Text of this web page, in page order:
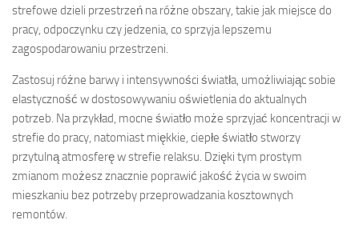
strefowe dzieli przestrzeń na różne obszary, takie jak miejsce do
pracy, odpoczynku czy jedzenia, co sprzyja lepszemu
zagospodarowaniu przestrzeni.
Zastosuj różne barwy i intensywności światła, umożliwiając sobie
elastyczność w dostosowywaniu oświetlenia do aktualnych
potrzeb. Na przykład, mocne światło może sprzyjać koncentracji w
strefie do pracy, natomiast miękkie, ciepłe światło stworzy
przytulną atmosferę w strefie relaksu. Dzięki tym prostym
zmianom możesz znacznie poprawić jakość życia w swoim
mieszkaniu bez potrzeby przeprowadzania kosztownych
remontów.